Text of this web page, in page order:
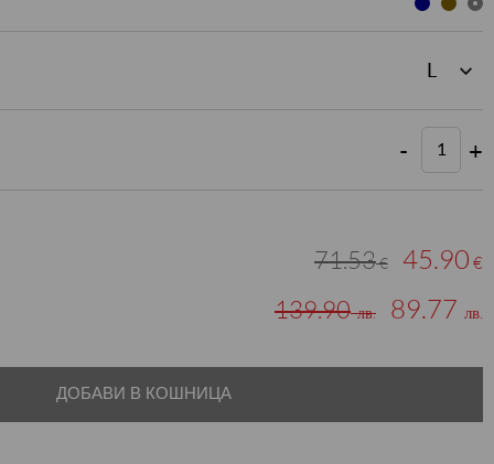
- +
71.53€ 45.90 €
139.90лв. 89.77 лв.
ДОБАВИ В КОШНИЦА